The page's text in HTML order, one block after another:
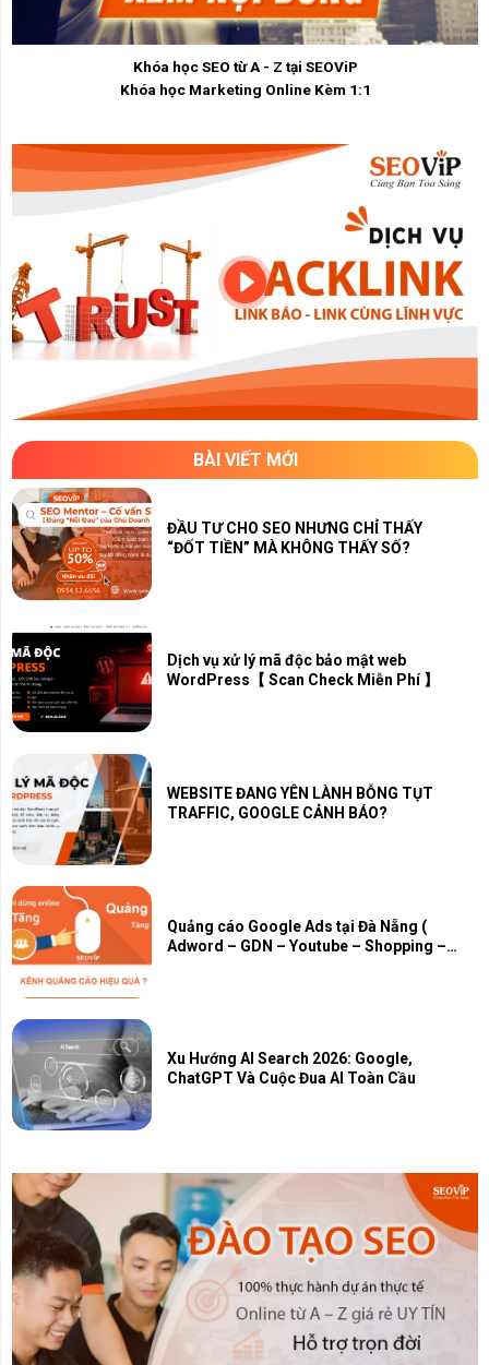
Khóa học SEO từ A - Z tại SEOViP
Khóa học Marketing Online Kèm 1:1
BÀI VIẾT MỚI
ĐẦU TƯ CHO SEO NHƯNG CHỈ THẤY
“ĐỐT TIỀN” MÀ KHÔNG THẤY SỐ?
Dịch vụ xử lý mã độc bảo mật web
WordPress【 Scan Check Miễn Phí 】
WEBSITE ĐANG YÊN LÀNH BỖNG TỤT
TRAFFIC, GOOGLE CẢNH BÁO?
Quảng cáo Google Ads tại Đà Nẵng (
Adword – GDN – Youtube – Shopping –
Xu Hướng AI Search 2026: Google,
ChatGPT Và Cuộc Đua AI Toàn Cầu